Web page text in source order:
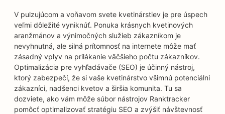
V pulzujúcom a voňavom svete kvetinárstiev je pre úspech
veľmi dôležité vyniknúť. Ponuka krásnych kvetinových
aranžmánov a výnimočných služieb zákazníkom je
nevyhnutná, ale silná prítomnosť na internete môže mať
zásadný vplyv na prilákanie väčšieho počtu zákazníkov.
Optimalizácia pre vyhľadávače (SEO) je účinný nástroj,
ktorý zabezpečí, že si vaše kvetinárstvo všimnú potenciálni
zákazníci, nadšenci kvetov a širšia komunita. Tu sa
dozviete, ako vám môže súbor nástrojov Ranktracker
pomôcť optimalizovať stratégiu SEO a zvýšiť návštevnosť